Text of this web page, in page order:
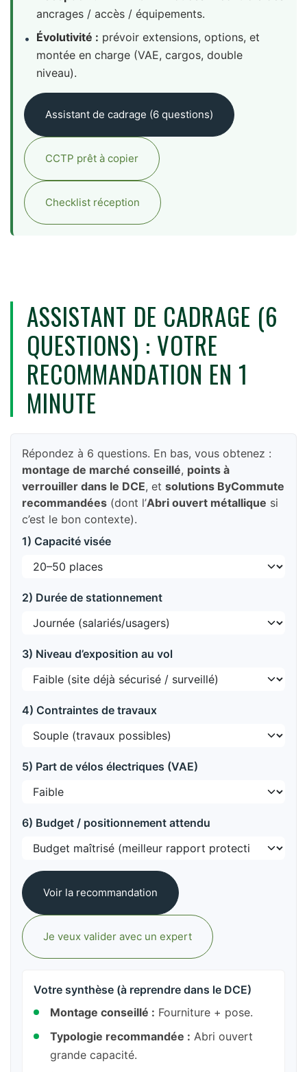
ancrages / accès / équipements.
• Évolutivité : prévoir extensions, options, et
montée en charge (VAE, cargos, double
niveau).
Assistant de cadrage (6 questions)
CCTP prêt à copier
Checklist réception
ASSISTANT DE CADRAGE (6
QUESTIONS) : VOTRE
RECOMMANDATION EN 1
MINUTE
Répondez à 6 questions. En bas, vous obtenez :
montage de marché conseillé, points à
verrouiller dans le DCE, et solutions ByCommute
recommandées (dont l’Abri ouvert métallique si
c’est le bon contexte).
1) Capacité visée
2) Durée de stationnement
3) Niveau d’exposition au vol
4) Contraintes de travaux
5) Part de vélos électriques (VAE)
6) Budget / positionnement attendu
Voir la recommandation
Je veux valider avec un expert
Votre synthèse (à reprendre dans le DCE)
Montage conseillé : Fourniture + pose.
Typologie recommandée : Abri ouvert
grande capacité.